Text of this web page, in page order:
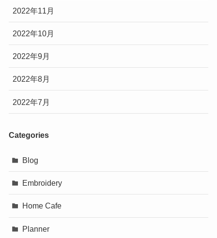
2022年11月
2022年10月
2022年9月
2022年8月
2022年7月
Categories
Blog
Embroidery
Home Cafe
Planner